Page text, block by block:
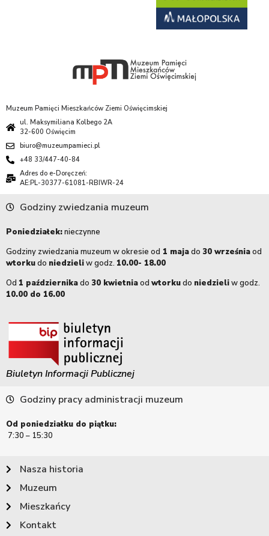
Muzeum Pamięci Mieszkańców Ziemi Oświęcimskiej
ul. Maksymiliana Kolbego 2A
32-600 Oświęcim
biuro@muzeumpamieci.pl
+48 33/447-40-84
Adres do e-Doręczeń:
AE:PL-30377-61081-RBIWR-24
Godziny zwiedzania muzeum
Poniedziałek:nieczynne
Godziny zwiedzania muzeum w okresie od 1 majado 30 wrześniaod
wtorkudo niedzieliw godz. 10.00- 18.00
Od 1 październikado 30 kwietniaod wtorkudo niedzieliw godz.
10.00 do 16.00
Biuletyn Informacji Publicznej
Godziny pracy administracji muzeum
Od poniedziałku do piątku:
7:30 – 15:30
Nasza historia
Muzeum
Mieszkańcy
Kontakt